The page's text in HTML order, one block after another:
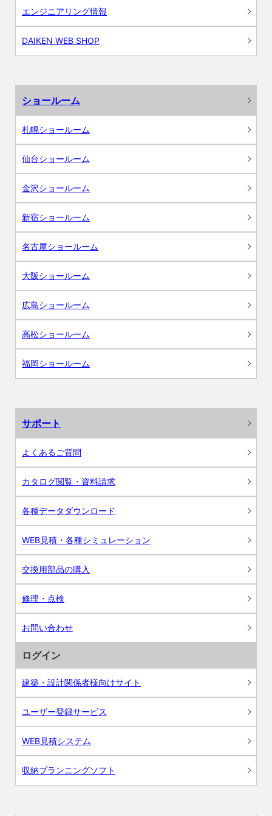
エンジニアリング情報
DAIKEN WEB SHOP
ショールーム
札幌ショールーム
仙台ショールーム
金沢ショールーム
新宿ショールーム
名古屋ショールーム
大阪ショールーム
広島ショールーム
高松ショールーム
福岡ショールーム
サポート
よくあるご質問
カタログ閲覧・資料請求
各種データダウンロード
WEB見積・各種シミュレーション
交換用部品の購入
修理・点検
お問い合わせ
ログイン
建築・設計関係者様向けサイト
ユーザー登録サービス
WEB見積システム
収納プランニングソフト